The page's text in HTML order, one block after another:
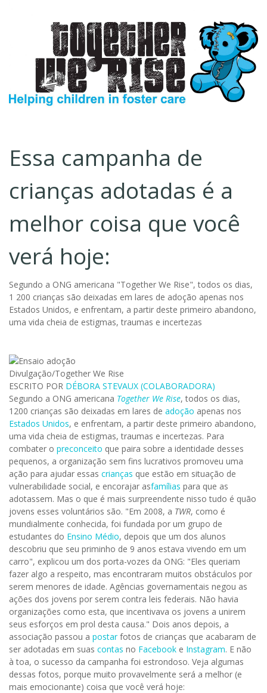
Essa campanha de
crianças adotadas é a
melhor coisa que você
verá hoje:
Segundo a ONG americana "Together We Rise", todos os dias,
1 200 crianças são deixadas em lares de adoção apenas nos
Estados Unidos, e enfrentam, a partir deste primeiro abandono,
uma vida cheia de estigmas, traumas e incertezas
Divulgação/Together We Rise
ESCRITO POR DÉBORA STEVAUX (COLABORADORA)
Segundo a ONG americana Together We Rise, todos os dias,
1200 crianças são deixadas em lares de adoção apenas nos
Estados Unidos, e enfrentam, a partir deste primeiro abandono,
uma vida cheia de estigmas, traumas e incertezas. Para
combater o preconceito que paira sobre a identidade desses
pequenos, a organização sem fins lucrativos promoveu uma
ação para ajudar essas crianças que estão em situação de
vulnerabilidade social, e encorajar asfamílias para que as
adotassem. Mas o que é mais surpreendente nisso tudo é quão
jovens esses voluntários são. "Em 2008, a TWR, como é
mundialmente conhecida, foi fundada por um grupo de
estudantes do Ensino Médio, depois que um dos alunos
descobriu que seu priminho de 9 anos estava vivendo em um
carro", explicou um dos porta-vozes da ONG: "Eles queriam
fazer algo a respeito, mas encontraram muitos obstáculos por
serem menores de idade. Agências governamentais negou as
ações dos jovens por serem contra leis federais. Não havia
organizações como esta, que incentivava os jovens a unirem
seus esforços em prol desta causa." Dois anos depois, a
associação passou a postarfotos de crianças que acabaram de
ser adotadas em suas contas no Facebook e Instagram. E não
à toa, o sucesso da campanha foi estrondoso. Veja algumas
dessas fotos, porque muito provavelmente será a melhor (e
mais emocionante) coisa que você verá hoje: